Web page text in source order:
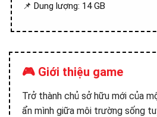
📌 Dung lượng: 14 GB
🎮 Giới thiệu game
Trở thành chủ sở hữu mới của
ẩn mình giữa môi trường sống